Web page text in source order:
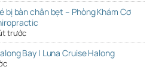
bị bàn chân bẹt – Phòng Khám Cơ
trước
Bay | Luna Cruise Halong